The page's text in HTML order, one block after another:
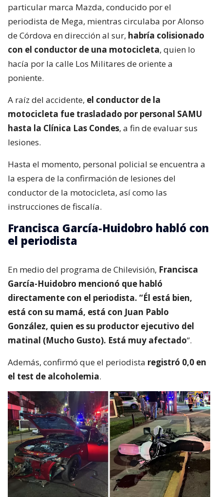
particular marca Mazda, conducido por el
periodista de Mega, mientras circulaba por Alonso
de Córdova en dirección al sur, habría colisionado
con el conductor de una motocicleta, quien lo
hacía por la calle Los Militares de oriente a
poniente.
A raíz del accidente, el conductor de la
motocicleta fue trasladado por personal SAMU
hasta la Clínica Las Condes, a fin de evaluar sus
lesiones.
Hasta el momento, personal policial se encuentra a
la espera de la confirmación de lesiones del
conductor de la motocicleta, así como las
instrucciones de fiscalía.
Francisca García-Huidobro habló con
el periodista
En medio del programa de Chilevisión, Francisca
García-Huidobro mencionó que habló
directamente con el periodista. “Él está bien,
está con su mamá, está con Juan Pablo
González, quien es su productor ejecutivo del
matinal (Mucho Gusto). Está muy afectado”.
Además, confirmó que el periodista registró 0,0 en
el test de alcoholemia.